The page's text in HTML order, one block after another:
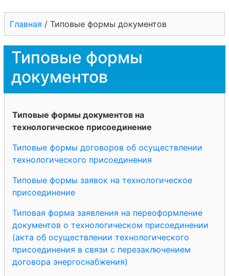
Главная / Типовые формы документов
Типовые формы
документов
Типовые формы документов на
технологическое присоединение
Типовые формы договоров об осуществлении
технологического присоединения
Типовые формы заявок на технологическое
присоединение
Типовая форма заявления на переоформление
документов о технологическом присоединении
(акта об осуществлении технологического
присоединения в связи с перезаключением
договора энергоснабжения)